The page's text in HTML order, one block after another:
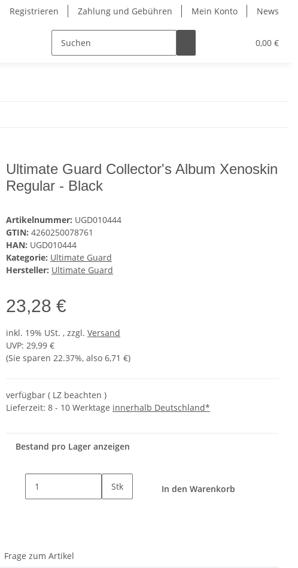
Registrieren Zahlung und Gebühren Mein Konto News
0,00 €
Ultimate Guard Collector's Album Xenoskin
Regular - Black
Artikelnummer: UGD010444
GTIN: 4260250078761
HAN: UGD010444
Kategorie: Ultimate Guard
Hersteller: Ultimate Guard
23,28 €
inkl. 19% USt. , zzgl. Versand
UVP: 29,99 €
(Sie sparen 22.37%, also 6,71 €)
verfügbar ( LZ beachten )
Lieferzeit: 8 - 10 Werktage innerhalb Deutschland*
Bestand pro Lager anzeigen
Stk In den Warenkorb
Frage zum Artikel